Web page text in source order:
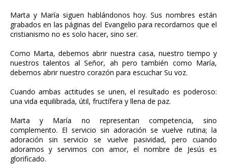
Marta y María siguen hablándonos hoy. Sus nombres están
grabados en las páginas del Evangelio para recordarnos que el
cristianismo no es solo hacer, sino ser.
Como Marta, debemos abrir nuestra casa, nuestro tiempo y
nuestros talentos al Señor, ah pero también como María,
debemos abrir nuestro corazón para escuchar Su voz.
Cuando ambas actitudes se unen, el resultado es poderoso:
una vida equilibrada, útil, fructífera y llena de paz.
Marta y María no representan competencia, sino
complemento. El servicio sin adoración se vuelve rutina; la
adoración sin servicio se vuelve pasividad, pero cuando
adoramos y servimos con amor, el nombre de Jesús es
glorificado.